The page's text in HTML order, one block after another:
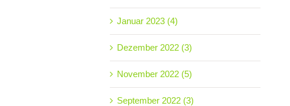
Januar 2023 (4)
Dezember 2022 (3)
November 2022 (5)
September 2022 (3)